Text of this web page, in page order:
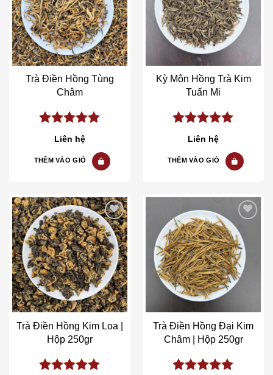
Trà Điền Hồng Tùng
Châm
5.00 out of
Liên hệ
THÊM VÀO GIỎ
Kỳ Môn Hồng Trà Kim
Tuấn Mi
5.00 out of
Liên hệ
THÊM VÀO GIỎ
Add to wishlist
Trà Điền Hồng Kim Loa |
Hộp 250gr
Add to wishlist
Trà Điền Hồng Đại Kim
Châm | Hộp 250gr